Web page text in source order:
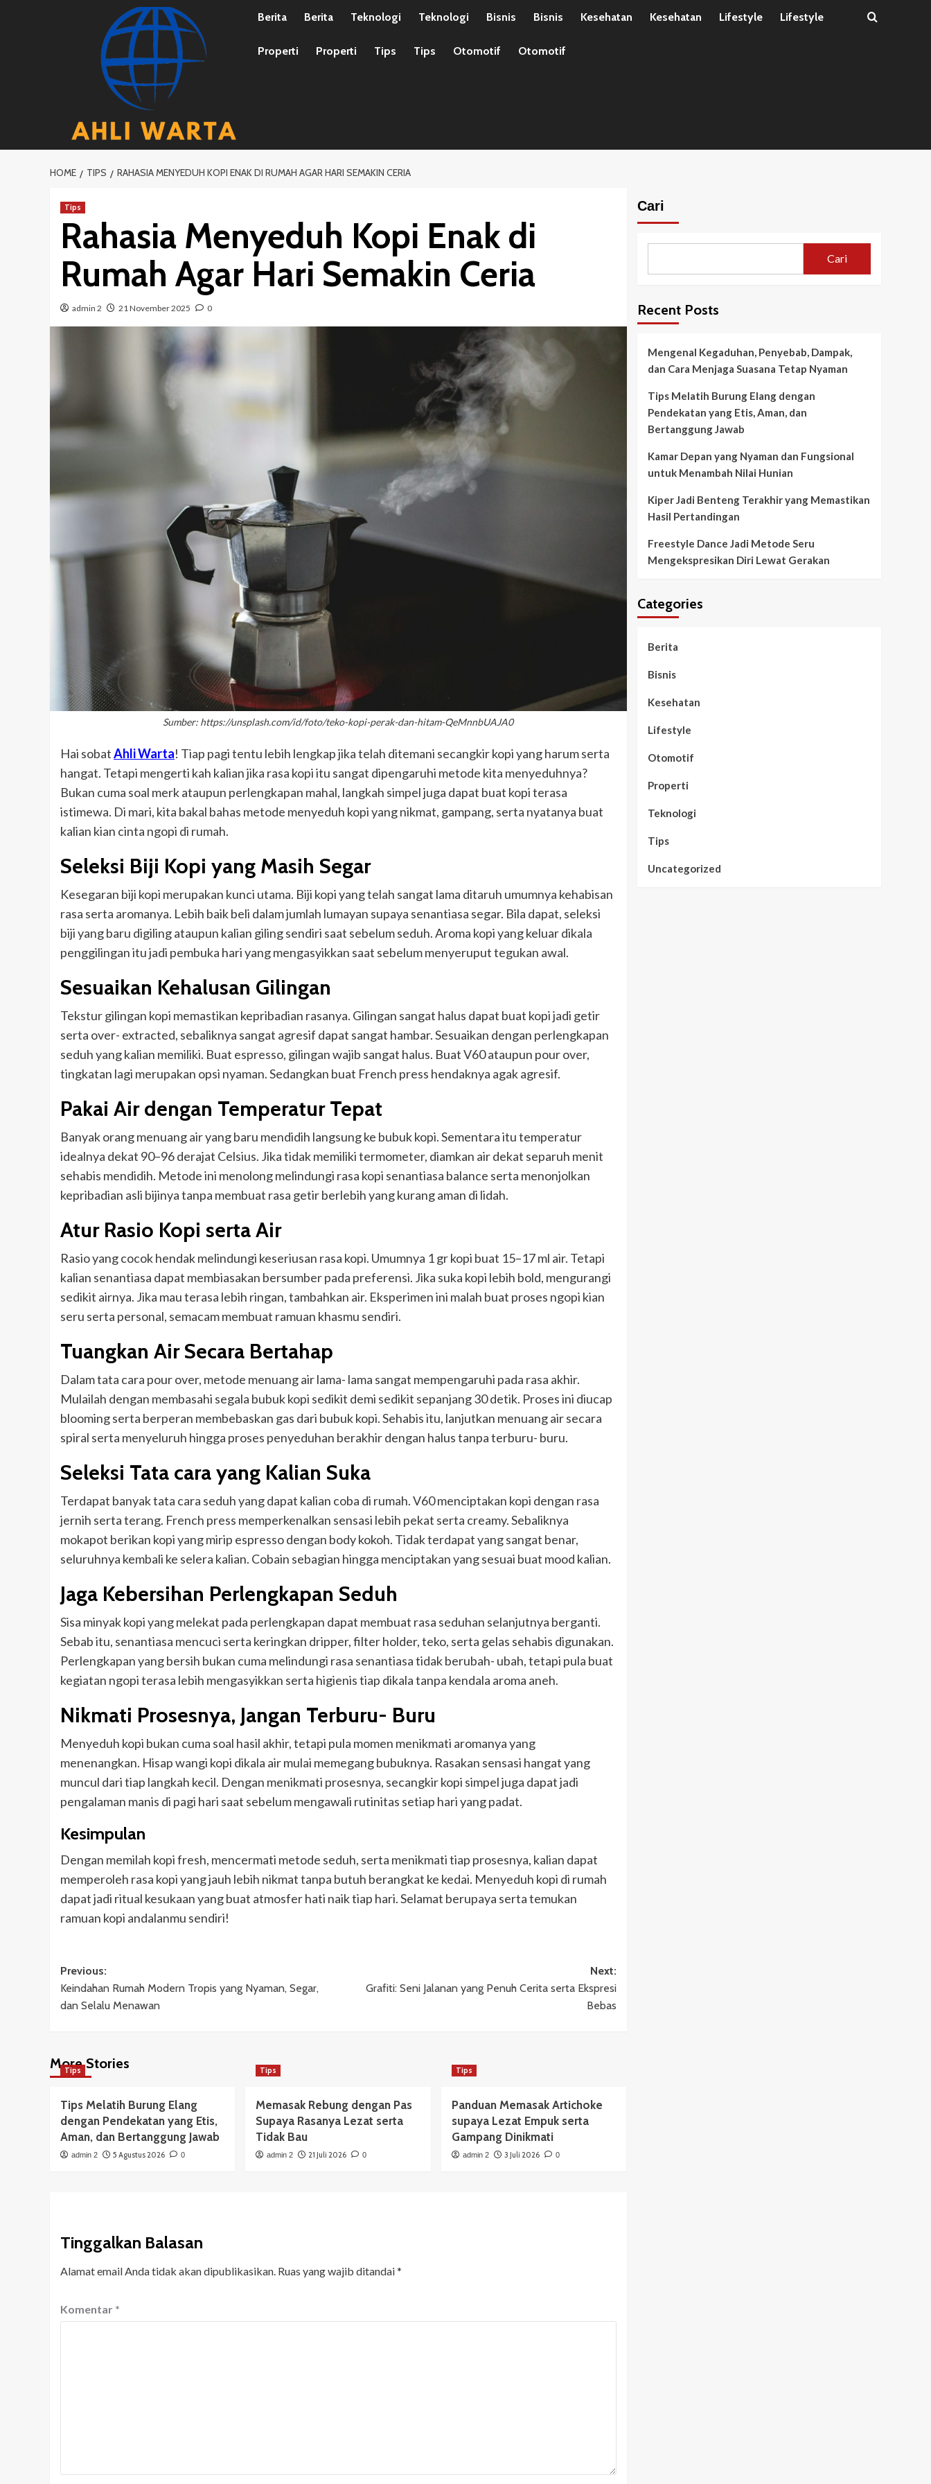
Berita Berita Teknologi Teknologi Bisnis Bisnis Kesehatan Kesehatan Lifestyle Lifestyle
Properti Properti Tips Tips Otomotif Otomotif
HOME TIPS RAHASIA MENYEDUH KOPI ENAK DI RUMAH AGAR HARI SEMAKIN CERIA
Tips
Rahasia Menyeduh Kopi Enak di
Rumah Agar Hari Semakin Ceria
admin 2 21 November 2025 0
Sumber: https://unsplash.com/id/foto/teko-kopi-perak-dan-hitam-QeMnnbUAJA0
Hai sobatAhli Warta! Tiap pagi tentu lebih lengkap jika telah ditemani secangkir kopi yang harum serta
hangat. Tetapi mengerti kah kalian jika rasa kopi itu sangat dipengaruhi metode kita menyeduhnya?
Bukan cuma soal merk ataupun perlengkapan mahal, langkah simpel juga dapat buat kopi terasa
istimewa. Di mari, kita bakal bahas metode menyeduh kopi yang nikmat, gampang, serta nyatanya buat
kalian kian cinta ngopi di rumah.
Seleksi Biji Kopi yang Masih Segar
Kesegaran biji kopi merupakan kunci utama. Biji kopi yang telah sangat lama ditaruh umumnya kehabisan
rasa serta aromanya. Lebih baik beli dalam jumlah lumayan supaya senantiasa segar. Bila dapat, seleksi
biji yang baru digiling ataupun kalian giling sendiri saat sebelum seduh. Aroma kopi yang keluar dikala
penggilingan itu jadi pembuka hari yang mengasyikkan saat sebelum menyeruput tegukan awal.
Sesuaikan Kehalusan Gilingan
Tekstur gilingan kopi memastikan kepribadian rasanya. Gilingan sangat halus dapat buat kopi jadi getir
serta over- extracted, sebaliknya sangat agresif dapat sangat hambar. Sesuaikan dengan perlengkapan
seduh yang kalian memiliki. Buat espresso, gilingan wajib sangat halus. Buat V60 ataupun pour over,
tingkatan lagi merupakan opsi nyaman. Sedangkan buat French press hendaknya agak agresif.
Pakai Air dengan Temperatur Tepat
Banyak orang menuang air yang baru mendidih langsung ke bubuk kopi. Sementara itu temperatur
idealnya dekat 90–96 derajat Celsius. Jika tidak memiliki termometer, diamkan air dekat separuh menit
sehabis mendidih. Metode ini menolong melindungi rasa kopi senantiasa balance serta menonjolkan
kepribadian asli bijinya tanpa membuat rasa getir berlebih yang kurang aman di lidah.
Atur Rasio Kopi serta Air
Rasio yang cocok hendak melindungi keseriusan rasa kopi. Umumnya 1 gr kopi buat 15–17 ml air. Tetapi
kalian senantiasa dapat membiasakan bersumber pada preferensi. Jika suka kopi lebih bold, mengurangi
sedikit airnya. Jika mau terasa lebih ringan, tambahkan air. Eksperimen ini malah buat proses ngopi kian
seru serta personal, semacam membuat ramuan khasmu sendiri.
Tuangkan Air Secara Bertahap
Dalam tata cara pour over, metode menuang air lama- lama sangat mempengaruhi pada rasa akhir.
Mulailah dengan membasahi segala bubuk kopi sedikit demi sedikit sepanjang 30 detik. Proses ini diucap
blooming serta berperan membebaskan gas dari bubuk kopi. Sehabis itu, lanjutkan menuang air secara
spiral serta menyeluruh hingga proses penyeduhan berakhir dengan halus tanpa terburu- buru.
Seleksi Tata cara yang Kalian Suka
Terdapat banyak tata cara seduh yang dapat kalian coba di rumah. V60 menciptakan kopi dengan rasa
jernih serta terang. French press memperkenalkan sensasi lebih pekat serta creamy. Sebaliknya
mokapot berikan kopi yang mirip espresso dengan body kokoh. Tidak terdapat yang sangat benar,
seluruhnya kembali ke selera kalian. Cobain sebagian hingga menciptakan yang sesuai buat mood kalian.
Jaga Kebersihan Perlengkapan Seduh
Sisa minyak kopi yang melekat pada perlengkapan dapat membuat rasa seduhan selanjutnya berganti.
Sebab itu, senantiasa mencuci serta keringkan dripper, filter holder, teko, serta gelas sehabis digunakan.
Perlengkapan yang bersih bukan cuma melindungi rasa senantiasa tidak berubah- ubah, tetapi pula buat
kegiatan ngopi terasa lebih mengasyikkan serta higienis tiap dikala tanpa kendala aroma aneh.
Nikmati Prosesnya, Jangan Terburu- Buru
Menyeduh kopi bukan cuma soal hasil akhir, tetapi pula momen menikmati aromanya yang
menenangkan. Hisap wangi kopi dikala air mulai memegang bubuknya. Rasakan sensasi hangat yang
muncul dari tiap langkah kecil. Dengan menikmati prosesnya, secangkir kopi simpel juga dapat jadi
pengalaman manis di pagi hari saat sebelum mengawali rutinitas setiap hari yang padat.
Kesimpulan
Dengan memilah kopi fresh, mencermati metode seduh, serta menikmati tiap prosesnya, kalian dapat
memperoleh rasa kopi yang jauh lebih nikmat tanpa butuh berangkat ke kedai. Menyeduh kopi di rumah
dapat jadi ritual kesukaan yang buat atmosfer hati naik tiap hari. Selamat berupaya serta temukan
ramuan kopi andalanmu sendiri!
Post
navigation
Previous:
Keindahan Rumah Modern Tropis yang Nyaman, Segar,
dan Selalu Menawan
Next:
Grafiti: Seni Jalanan yang Penuh Cerita serta Ekspresi
Bebas
More Stories
Tips
Tips Melatih Burung Elang
dengan Pendekatan yang Etis,
Aman, dan Bertanggung Jawab
admin 2 5 Agustus 2026 0
Tips
Memasak Rebung dengan Pas
Supaya Rasanya Lezat serta
Tidak Bau
admin 2 21 Juli 2026 0
Tips
Panduan Memasak Artichoke
supaya Lezat Empuk serta
Gampang Dinikmati
admin 2 3 Juli 2026 0
Tinggalkan Balasan
Alamat email Anda tidak akan dipublikasikan. Ruas yang wajib ditandai*
Komentar *
Cari
Cari
Recent Posts
Mengenal Kegaduhan, Penyebab, Dampak,
dan Cara Menjaga Suasana Tetap Nyaman
Tips Melatih Burung Elang dengan
Pendekatan yang Etis, Aman, dan
Bertanggung Jawab
Kamar Depan yang Nyaman dan Fungsional
untuk Menambah Nilai Hunian
Kiper Jadi Benteng Terakhir yang Memastikan
Hasil Pertandingan
Freestyle Dance Jadi Metode Seru
Mengekspresikan Diri Lewat Gerakan
Categories
Berita
Bisnis
Kesehatan
Lifestyle
Otomotif
Properti
Teknologi
Tips
Uncategorized